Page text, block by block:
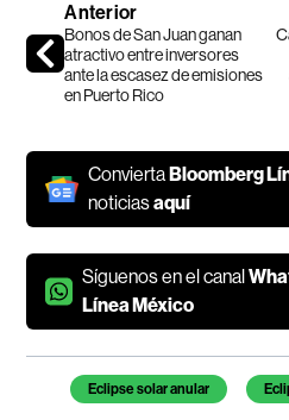
Anterior
Bonos de San Juan ganan
atractivo entre inversores
ante la escasez de emisiones
en Puerto Rico
ConviertaBloomberg
noticiasaquí
Síguenos en el canal
Línea México
Temas de este artículo
Eclipse solar anular